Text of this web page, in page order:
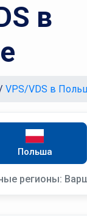
в
VPS/VDS в
Польша
регионы: